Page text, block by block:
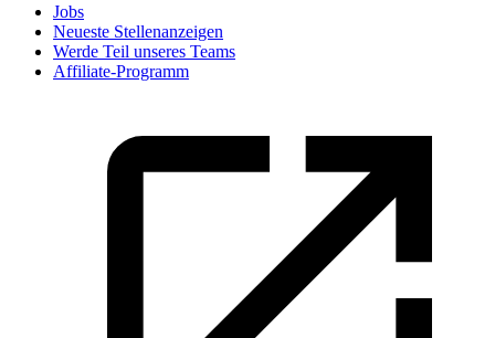
Jobs
Neueste Stellenanzeigen
Werde Teil unseres Teams
Affiliate-Programm